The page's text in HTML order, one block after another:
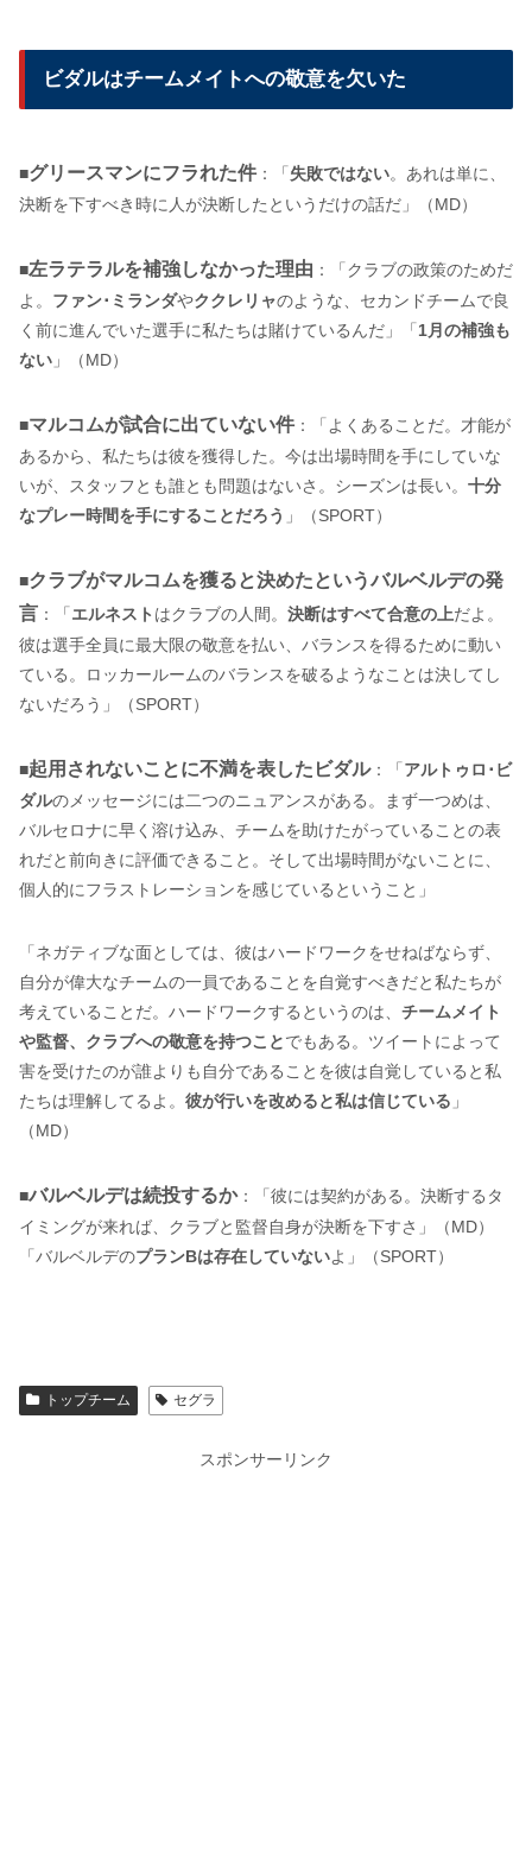
ビダルはチームメイトへの敬意を欠いた
■グリースマンにフラれた件 ：「 失敗ではない。あれは単に、
決断を下すべき時に人が決断したというだけの話だ」（MD）
■左ラテラルを補強しなかった理由 ：「クラブの政策のためだ
よ。 ファン･ミランダやククレリャのような、セカンドチームで良
く前に進んでいた選手に私たちは賭けているんだ」「 1月の補強も
ない 」（MD）
■マルコムが試合に出ていない件 ：「よくあることだ。才能が
あるから、私たちは彼を獲得した。今は出場時間を手にしていな
いが、スタッフとも誰とも問題はないさ。シーズンは長い。 十分
なプレー時間を手にすることだろう 」（SPORT）
■クラブがマルコムを獲ると決めたというバルベルデの発
言 ：「 エルネスト はクラブの人間。 決断はすべて合意の上だよ。
彼は選手全員に最大限の敬意を払い、バランスを得るために動い
ている。ロッカールームのバランスを破るようなことは決してし
ないだろう」（SPORT）
■起用されないことに不満を表したビダル：「 アルトゥロ･ビ
ダルのメッセージには二つのニュアンスがある。まず一つめは、
バルセロナに早く溶け込み、チームを助けたがっていることの表
れだと前向きに評価できること。そして出場時間がないことに、
個人的にフラストレーションを感じているということ」
「ネガティブな面としては、彼はハードワークをせねばならず、
自分が偉大なチームの一員であることを自覚すべきだと私たちが
考えていることだ。ハードワークするというのは、 チームメイト
や監督、クラブへの敬意を持つことでもある。ツイートによって
害を受けたのが誰よりも自分であることを彼は自覚していると私
たちは理解してるよ。 彼が行いを改めると私は信じている 」
（MD）
■バルベルデは続投するか：「彼には契約がある。決断するタ
イミングが来れば、クラブと監督自身が決断を下すさ」（MD）
「バルベルデのプランBは存在していないよ」（SPORT）
トップチーム セグラ
スポンサーリンク